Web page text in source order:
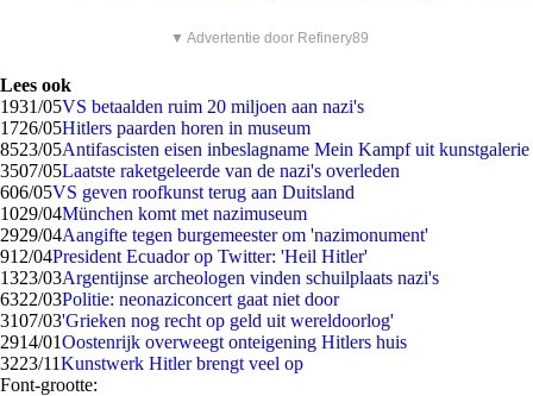
▼ Advertentie door Refinery89
Lees ook
1931/05VS betaalden ruim 20 miljoen aan nazi's
1726/05Hitlers paarden horen in museum
8523/05Antifascisten eisen inbeslagname Mein Kampf uit kunstgalerie
3507/05Laatste raketgeleerde van de nazi's overleden
606/05VS geven roofkunst terug aan Duitsland
1029/04München komt met nazimuseum
2929/04Aangifte tegen burgemeester om 'nazimonument'
912/04President Ecuador op Twitter: 'Heil Hitler'
1323/03Argentijnse archeologen vinden schuilplaats nazi's
6322/03Politie: neonaziconcert gaat niet door
3107/03'Grieken nog recht op geld uit wereldoorlog'
2914/01Oostenrijk overweegt onteigening Hitlers huis
3223/11Kunstwerk Hitler brengt veel op
Font-grootte: